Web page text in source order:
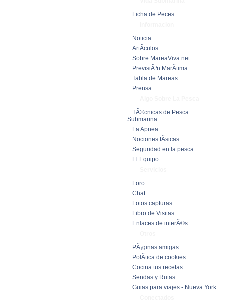
Ficha de Peces
Noticia
ArtÃ­culos
Sobre MareaViva.net
PrevisiÃ³n MarÃ­tima
Tabla de Mareas
Prensa
TÃ©cnicas de Pesca
Submarina
La Apnea
Nociones fÃ­sicas
Seguridad en la pesca
El Equipo
Foro
Chat
Fotos capturas
Libro de Visitas
Enlaces de interÃ©s
PÃ¡ginas amigas
PolÃ­tica de cookies
Cocina tus recetas
Sendas y Rutas
Guias para viajes - Nueva York